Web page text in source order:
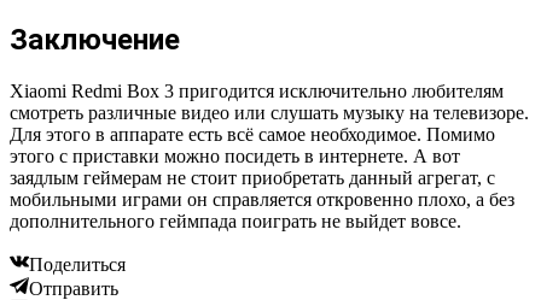
Заключение
Xiaomi Redmi Box 3 пригодится исключительно любителям
смотреть различные видео или слушать музыку на телевизоре.
Для этого в аппарате есть всё самое необходимое. Помимо
этого с приставки можно посидеть в интернете. А вот
заядлым геймерам не стоит приобретать данный агрегат, с
мобильными играми он справляется откровенно плохо, а без
дополнительного геймпада поиграть не выйдет вовсе.
Поделиться
Отправить